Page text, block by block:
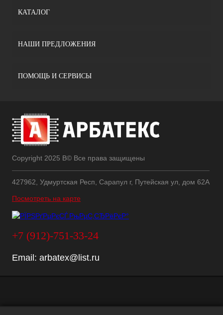
КАТАЛОГ
НАШИ ПРЕДЛОЖЕНИЯ
ПОМОЩЬ И СЕРВИСЫ
Copyright 2025 В© Все права защищены
427962, Удмуртская Респ, Сарапул г, Путейская ул, дом 62А
Посмотреть на карте
+7 (912)-751-33-24
Email: arbatex@list.ru